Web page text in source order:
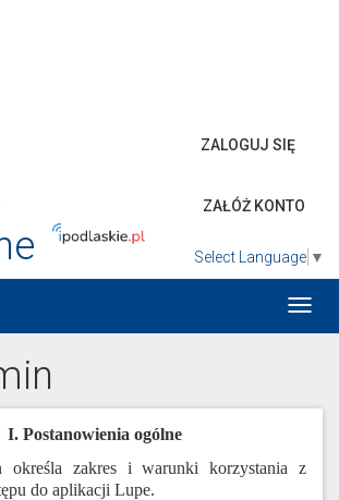
ZALOGUJ SIĘ
ZAŁÓŻ KONTO
Select Language ▼
I. Postanowienia ogólne
określa zakres i warunki korzystania z
do aplikacji Lupe.